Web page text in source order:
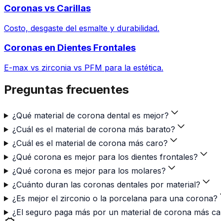
Coronas vs Carillas
Costo, desgaste del esmalte y durabilidad.
Coronas en Dientes Frontales
E-max vs zirconia vs PFM para la estética.
Preguntas frecuentes
¿Qué material de corona dental es mejor?
¿Cuál es el material de corona más barato?
¿Cuál es el material de corona más caro?
¿Qué corona es mejor para los dientes frontales?
¿Qué corona es mejor para los molares?
¿Cuánto duran las coronas dentales por material?
¿Es mejor el zirconio o la porcelana para una corona?
¿El seguro paga más por un material de corona más